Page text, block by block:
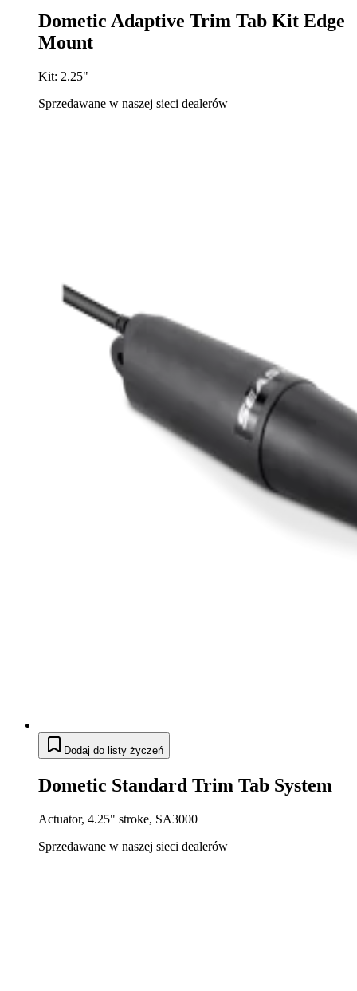
Dometic Adaptive Trim Tab Kit Edge
Mount
Kit: 2.25"
Sprzedawane w naszej sieci dealerów
Dodaj do listy życzeń
Dometic Standard Trim Tab System
Actuator, 4.25" stroke, SA3000
Sprzedawane w naszej sieci dealerów